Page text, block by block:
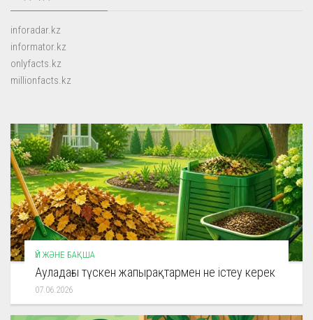
inforadar.kz
informator.kz
onlyfacts.kz
millionfacts.kz
ҮЙ ЖӘНЕ БАҚША
Ауладағы түскен жапырақтармен не істеу керек
07.06.2026